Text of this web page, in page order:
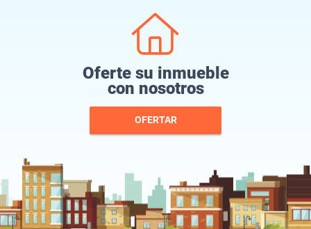
Oferte su inmueble
con nosotros
OFERTAR